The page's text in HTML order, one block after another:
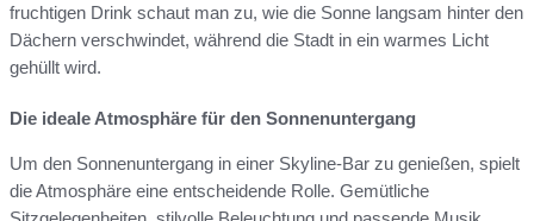
fruchtigen Drink schaut man zu, wie die Sonne langsam hinter den
Dächern verschwindet, während die Stadt in ein warmes Licht
gehüllt wird.
Die ideale Atmosphäre für den Sonnenuntergang
Um den Sonnenuntergang in einer Skyline-Bar zu genießen, spielt
die Atmosphäre eine entscheidende Rolle. Gemütliche